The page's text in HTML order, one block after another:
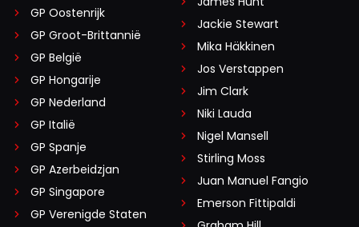
GP Oostenrijk
GP Groot-Brittannië
GP België
GP Hongarije
GP Nederland
GP Italië
GP Spanje
GP Azerbeidzjan
GP Singapore
GP Verenigde Staten
Jackie Stewart
Mika Häkkinen
Jos Verstappen
Jim Clark
Niki Lauda
Nigel Mansell
Stirling Moss
Juan Manuel Fangio
Emerson Fittipaldi